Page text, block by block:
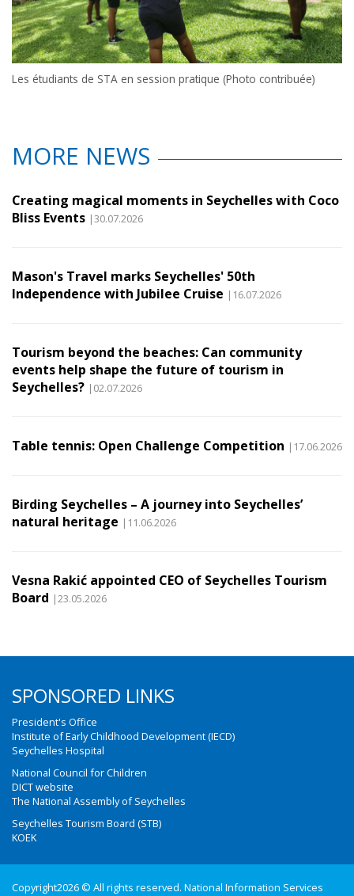
Les étudiants de STA en session pratique (Photo contribuée)
MORE NEWS
Creating magical moments in Seychelles with Coco
Bliss Events |30.07.2026
Mason's Travel marks Seychelles' 50th
Independence with Jubilee Cruise |16.07.2026
Tourism beyond the beaches: Can community
events help shape the future of tourism in
Seychelles? |02.07.2026
Table tennis: Open Challenge Competition |17.06.2026
Birding Seychelles – A journey into Seychelles’
natural heritage |11.06.2026
Vesna Rakić appointed CEO of Seychelles Tourism
Board |23.05.2026
SPONSORED LINKS
President's Office
Institute of Early Childhood Development (IECD)
Seychelles Hospital
National Council for Children
DICT website
The National Assembly of Seychelles
Seychelles Tourism Board (STB)
KOEK
Copyright2026 © All rights reserved. National Information Services